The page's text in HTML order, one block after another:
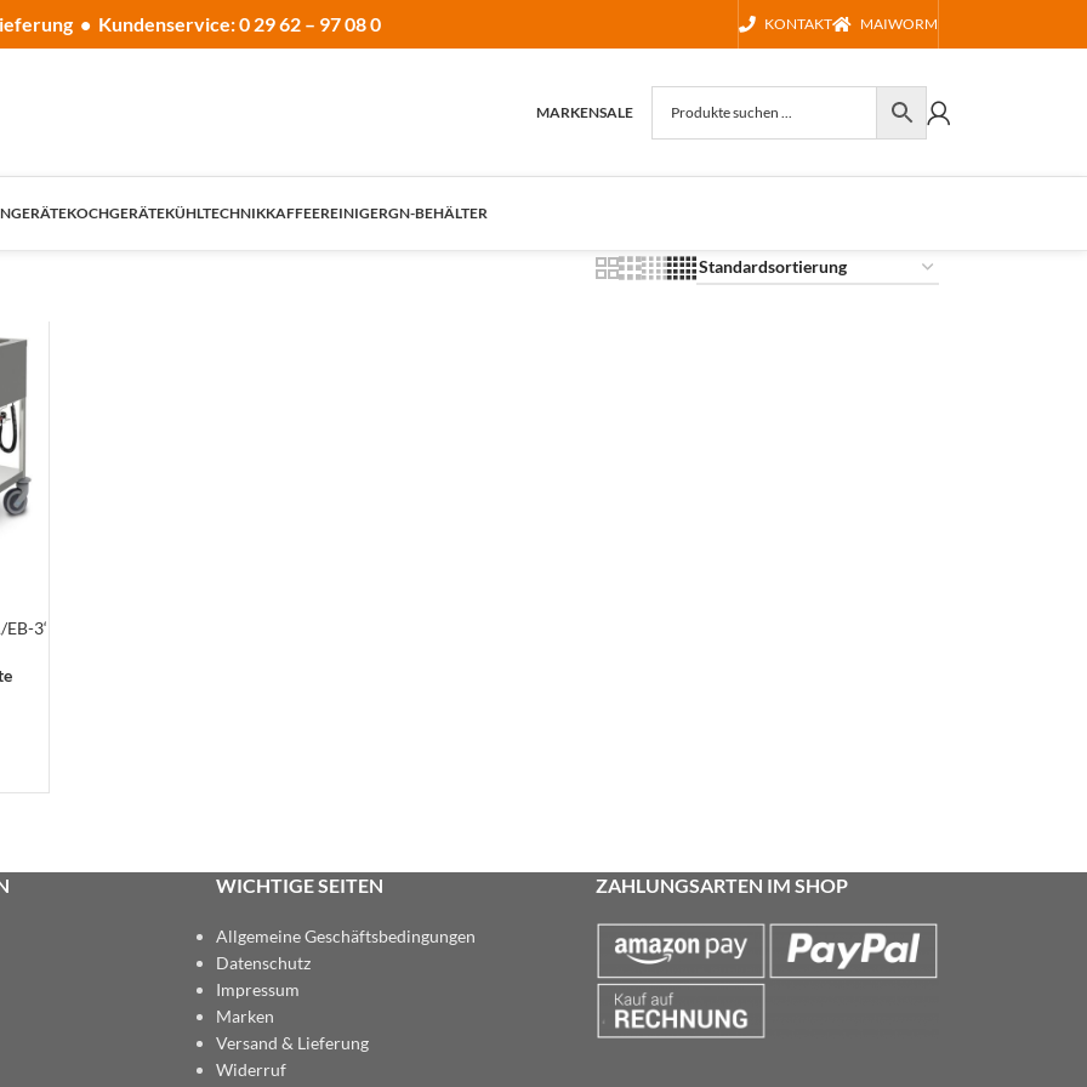
• Kundenservice: 0 29 62 – 97 08 0 KONTAKT MAIWORM
MARKENSALE
KOCHGERÄTEKÜHLTECHNIKKAFFEEREINIGERGN-BEHÄLTER
3‘
WICHTIGE SEITEN
Allgemeine Geschäftsbedingungen
Datenschutz
Impressum
Marken
Versand & Lieferung
Widerruf
ZAHLUNGSARTEN IM SHOP